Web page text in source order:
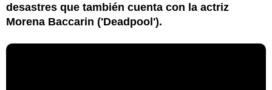
desastres que también cuenta con la actriz
Morena Baccarin ('Deadpool').